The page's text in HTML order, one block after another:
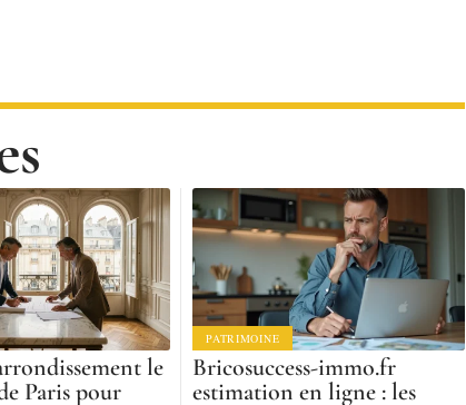
le
Paris pour
PATRIMOINE
Bricosuccess-immo.fr
estimation en ligne : les